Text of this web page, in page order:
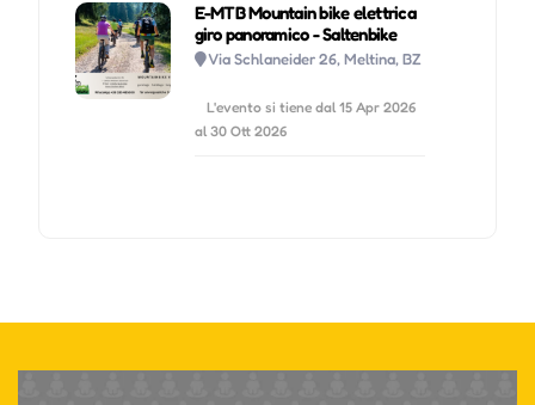
E-MTB Mountain bike elettrica
giro panoramico - Saltenbike
Via Schlaneider 26, Meltina, BZ
L'evento si tiene dal 15 Apr 2026
al 30 Ott 2026